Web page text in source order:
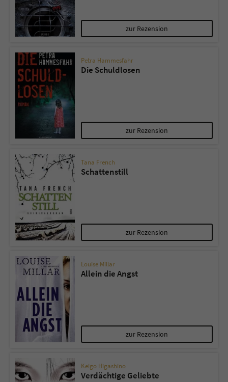
zur Rezension
Petra Hammesfahr
Die Schuldlosen
zur Rezension
Tana French
Schattenstill
zur Rezension
Louise Millar
Allein die Angst
zur Rezension
Keigo Higashino
Verdächtige Geliebte